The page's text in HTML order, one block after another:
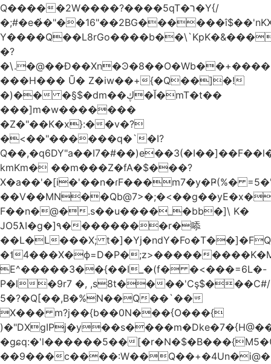
Q�����2W����?����5qT�ר�Y{/
�?
���H��� Ũ� Z�iw��+{�Q��]�!
�)�� �§$�dm��ڮ�Ĭ�mT�t��
���]m�w�������
�Z�"��К�x}:��v�?
�<��"������q�`�I?
kmKm� ��m���Z�fA�$���?
X�a��'�[i�'��n�ɾF���m7�y�Ҏ(%�
F��n�@�.s��u����_�bb�]\ K�
JO5ƛI�ɡ�]٩��������r�㖭
��L�L���X;
�˦4���X�ϕ=D�P�;z>�����
E^�����3��{��I_�(f� �<���=6L�-
P�l�9r7 �, ,s8t����'Cş$���C#/
5�?�Q[��,B�%N��Q��`��
X��� m?j��{b��0N���{O���{
�gɕq:�'l������5��
��9���